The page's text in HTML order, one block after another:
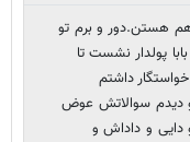
هستن.دور و برم تو
پولدار نشست تا
داشتم
دیدم سوالاتش عوض
و داداش و